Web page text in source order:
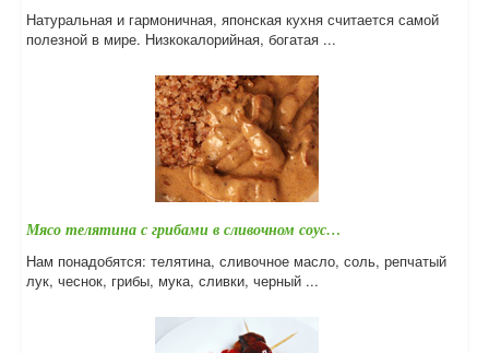
Натуральная и гармоничная, японская кухня считается самой
полезной в мире. Низкокалорийная, богатая ...
Мясо телятина с грибами в сливочном соус…
Нам понадобятся: телятина, сливочное масло, соль, репчатый
лук, чеснок, грибы, мука, сливки, черный ...